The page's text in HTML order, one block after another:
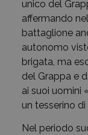
unico del
affermando
battaglione
autonomo
brigata, ma
del Grappa e
ai suoi uomini
un tesserino
Nel periodo